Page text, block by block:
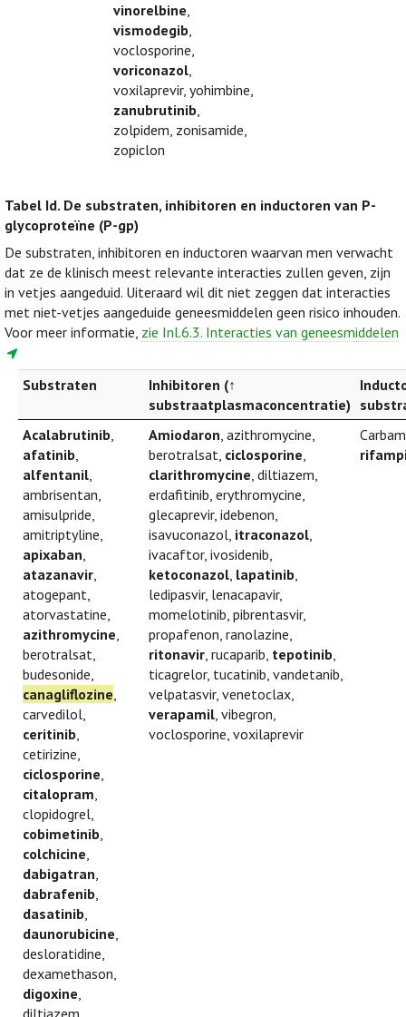
vinorelbine,
vismodegib,
voclosporine,
voriconazol,
voxilaprevir, yohimbine,
zanubrutinib,
zolpidem, zonisamide,
zopiclon
Tabel Id. De substraten, inhibitoren en inductoren van P-
glycoproteïne (P-gp)
De substraten, inhibitoren en inductoren waarvan men verwacht
dat ze de klinisch meest relevante interacties zullen geven, zijn
in vetjes aangeduid. Uiteraard wil dit niet zeggen dat interacties
met niet-vetjes aangeduide geneesmiddelen geen risico inhouden.
Voor meer informatie, zie Inl.6.3. Interacties van geneesmiddelen
Substraten
Inhibitoren (↑
substraatplasmaconcentratie)
Acalabrutinib
afatinib
alfentanil
ambrisentan,
amisulpride,
amitriptyline,
apixaban
atazanavir
atogepant,
atorvastatine,
azithromycine
berotralsat,
budesonide,
canagliflozine
carvedilol,
ceritinib
cetirizine,
ciclosporine
citalopram
clopidogrel,
cobimetinib
colchicine
dabigatran
dabrafenib
dasatinib
daunorubicine
desloratidine,
dexamethason,
digoxine
diltiazem,
Amiodaron , azithromycine,
berotralsat, ciclosporine
clarithromycine , diltiazem,
erdafitinib, erythromycine,
glecaprevir, idebenon,
isavuconazol, itraconazol
ivacaftor, ivosidenib,
ketoconazol lapatinib
ledipasvir, lenacapavir,
momelotinib, pibrentasvir,
propafenon, ranolazine,
ritonavir , rucaparib, tepotinib
ticagrelor, tucatinib, vandetanib,
velpatasvir, venetoclax,
verapamil , vibegron,
voclosporine, voxilaprevir